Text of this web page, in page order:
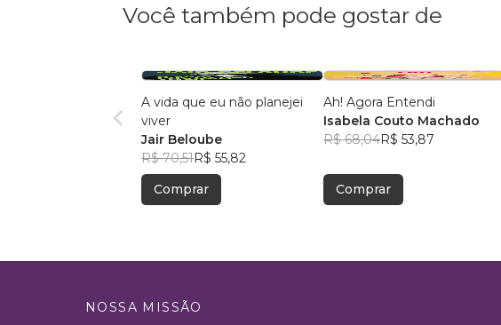
Você também pode gostar de
A vida que eu não planejei
viver
Jair Beloube
R$ 70,51R$ 55,82
Comprar
Ah! Agora Entendi
Isabela Couto Machado
R$ 68,04R$ 53,87
Comprar
NOSSA MISSÃO